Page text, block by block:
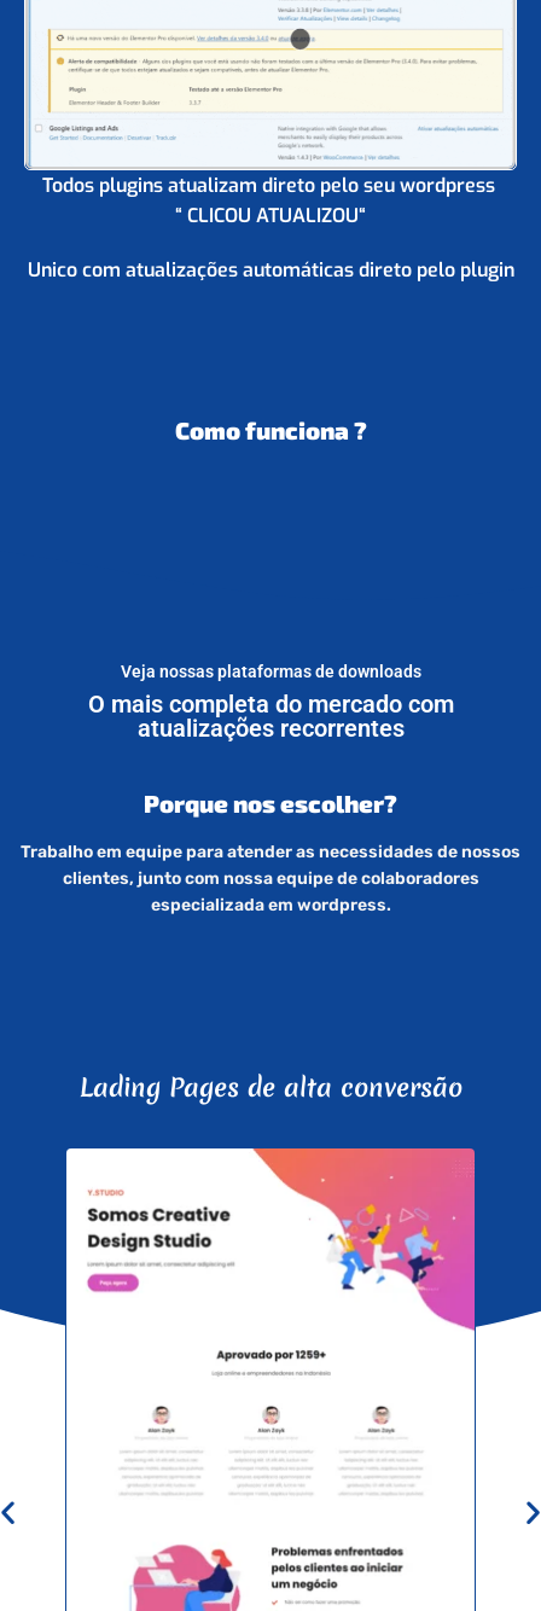
Todos plugins atualizam direto pelo seu wordpress
“ CLICOU ATUALIZOU“
Unico com atualizações automáticas direto pelo plugin
Como funciona ?
Veja nossas plataformas de downloads
O mais completa do mercado com
atualizações recorrentes
Porque nos escolher?
Trabalho em equipe para atender as necessidades de nossos
clientes, junto com nossa equipe de colaboradores
especializada em wordpress.
Lading Pages de alta conversão